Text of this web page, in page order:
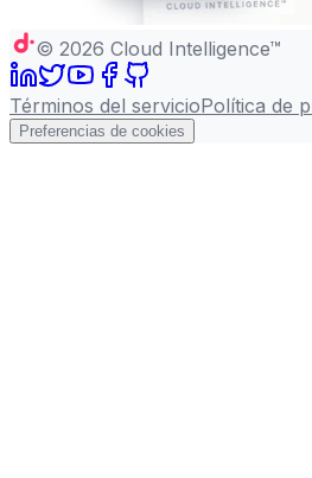
© 2026 Cloud Intelligence™
Términos del servicioPolítica de
Preferencias de cookies